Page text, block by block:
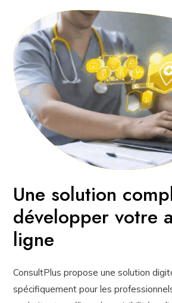
Une solution
développer votre
ligne
ConsultPlus propose une solution
spécifiquement pour les